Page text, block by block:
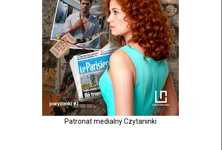
Patronat medialny Czytaninki